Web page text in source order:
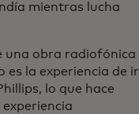
mientras lucha
una obra radiofónica
es la experiencia de ir
lo que hace